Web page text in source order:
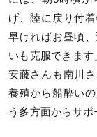
げ、陸に戻り付
早ければお昼頃
いも克服できます
安藤さんも南川
養殖から船酔い
う多方面からサポ